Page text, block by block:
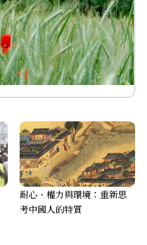
耐心、權力與環境：重新思
考中國人的特質